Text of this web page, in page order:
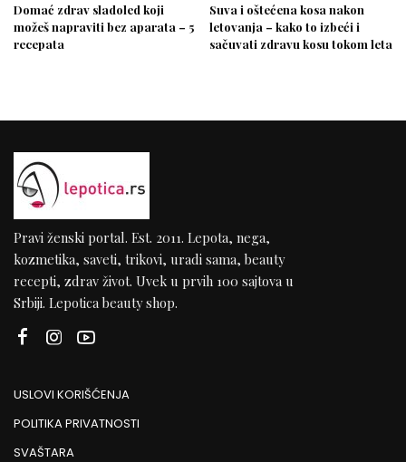
Domać zdrav sladoled koji
možeš napraviti bez aparata – 5
recepata
Suva i oštećena kosa nakon
letovanja – kako to izbeći i
sačuvati zdravu kosu tokom leta
Pravi ženski portal. Est. 2011. Lepota, nega,
kozmetika, saveti, trikovi, uradi sama, beauty
recepti, zdrav život. Uvek u prvih 100 sajtova u
Srbiji. Lepotica beauty shop.
USLOVI KORIŠĆENJA
POLITIKA PRIVATNOSTI
SVAŠTARA